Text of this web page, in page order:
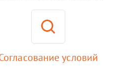
на сайте
условий